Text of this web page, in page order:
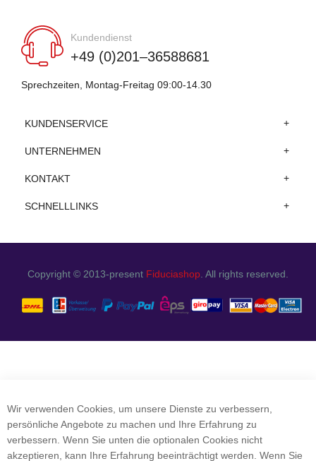
Kundendienst
+49 (0)201–36588681
Sprechzeiten, Montag-Freitag 09:00-14.30
KUNDENSERVICE
UNTERNEHMEN
KONTAKT
SCHNELLLINKS
Copyright © 2013-present Fiduciashop . All rights reserved.
Wir verwenden Cookies, um unsere Dienste zu verbessern,
persönliche Angebote zu machen und Ihre Erfahrung zu
verbessern. Wenn Sie unten die optionalen Cookies nicht
akzeptieren, kann Ihre Erfahrung beeinträchtigt werden. Wenn Sie